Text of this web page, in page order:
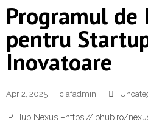
Programul de
pentru
Inovatoare
Apr 2, 2025 ciafadmin
IP Hub Nexus –https://iphub.ro/